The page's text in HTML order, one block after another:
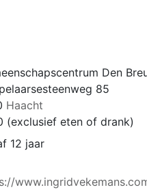
Den
85
Haacht
(exclusief eten of drank)
12 jaar